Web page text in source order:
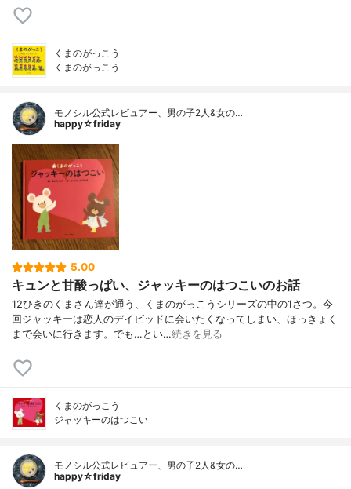
くまのがっこう
くまのがっこう
モノシル公式レビュアー、男の子2人&女の…
happy☆friday
5.00
キュンと甘酸っぱい、ジャッキーのはつこいのお話
12ひきのくまさん達が通う、くまのがっこうシリーズの中の1さつ。今
回ジャッキーは恋人のデイビッドに会いたくなってしまい、ほっきょく
まで会いに行きます。でも…とい…続きを見る
くまのがっこう
ジャッキーのはつこい
モノシル公式レビュアー、男の子2人&女の…
happy☆friday